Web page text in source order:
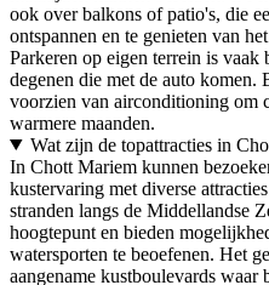
ook over balkons of patio's, die
ontspannen en te genieten van
Parkeren op eigen terrein is
degenen die met de auto
voorzien van airconditioning om
warmere maanden.
Wat zijn de topattracties in
In Chott Mariem kunnen
kustervaring met diverse
stranden langs de Middellandse
hoogtepunt en bieden
watersporten te beoefenen. Het
aangename kustboulevards waar